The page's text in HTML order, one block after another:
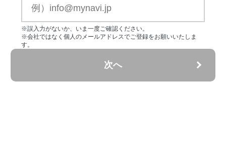
※誤入力がないか、いま一度ご確認ください。
※会社ではなく個人のメールアドレスでご登録をお願いいたしま
す。
次へ